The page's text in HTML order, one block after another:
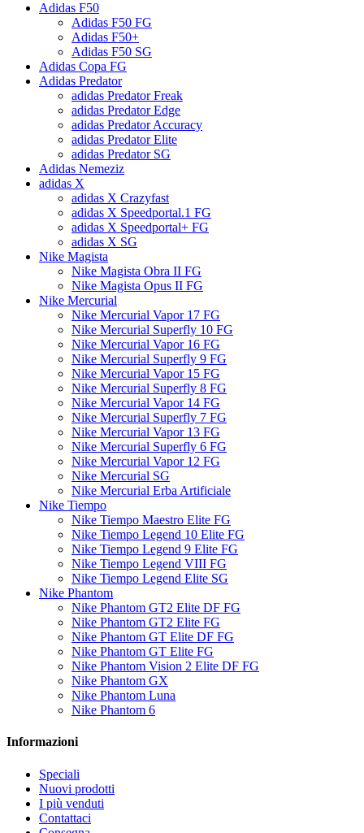
Adidas F50
Adidas F50 FG
Adidas F50+
Adidas F50 SG
Adidas Copa FG
Adidas Predator
adidas Predator Freak
adidas Predator Edge
adidas Predator Accuracy
adidas Predator Elite
adidas Predator SG
Adidas Nemeziz
adidas X
adidas X Crazyfast
adidas X Speedportal.1 FG
adidas X Speedportal+ FG
adidas X SG
Nike Magista
Nike Magista Obra II FG
Nike Magista Opus II FG
Nike Mercurial
Nike Mercurial Vapor 17 FG
Nike Mercurial Superfly 10 FG
Nike Mercurial Vapor 16 FG
Nike Mercurial Superfly 9 FG
Nike Mercurial Vapor 15 FG
Nike Mercurial Superfly 8 FG
Nike Mercurial Vapor 14 FG
Nike Mercurial Superfly 7 FG
Nike Mercurial Vapor 13 FG
Nike Mercurial Superfly 6 FG
Nike Mercurial Vapor 12 FG
Nike Mercurial SG
Nike Mercurial Erba Artificiale
Nike Tiempo
Nike Tiempo Maestro Elite FG
Nike Tiempo Legend 10 Elite FG
Nike Tiempo Legend 9 Elite FG
Nike Tiempo Legend VIII FG
Nike Tiempo Legend Elite SG
Nike Phantom
Nike Phantom GT2 Elite DF FG
Nike Phantom GT2 Elite FG
Nike Phantom GT Elite DF FG
Nike Phantom GT Elite FG
Nike Phantom Vision 2 Elite DF FG
Nike Phantom GX
Nike Phantom Luna
Nike Phantom 6
Informazioni
Speciali
Nuovi prodotti
I più venduti
Contattaci